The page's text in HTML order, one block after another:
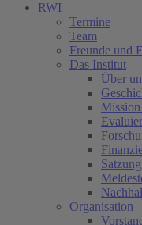
RWI
Termine
Team
Freunde und
Das Institut
Über
Mission
Satzung
Organisation